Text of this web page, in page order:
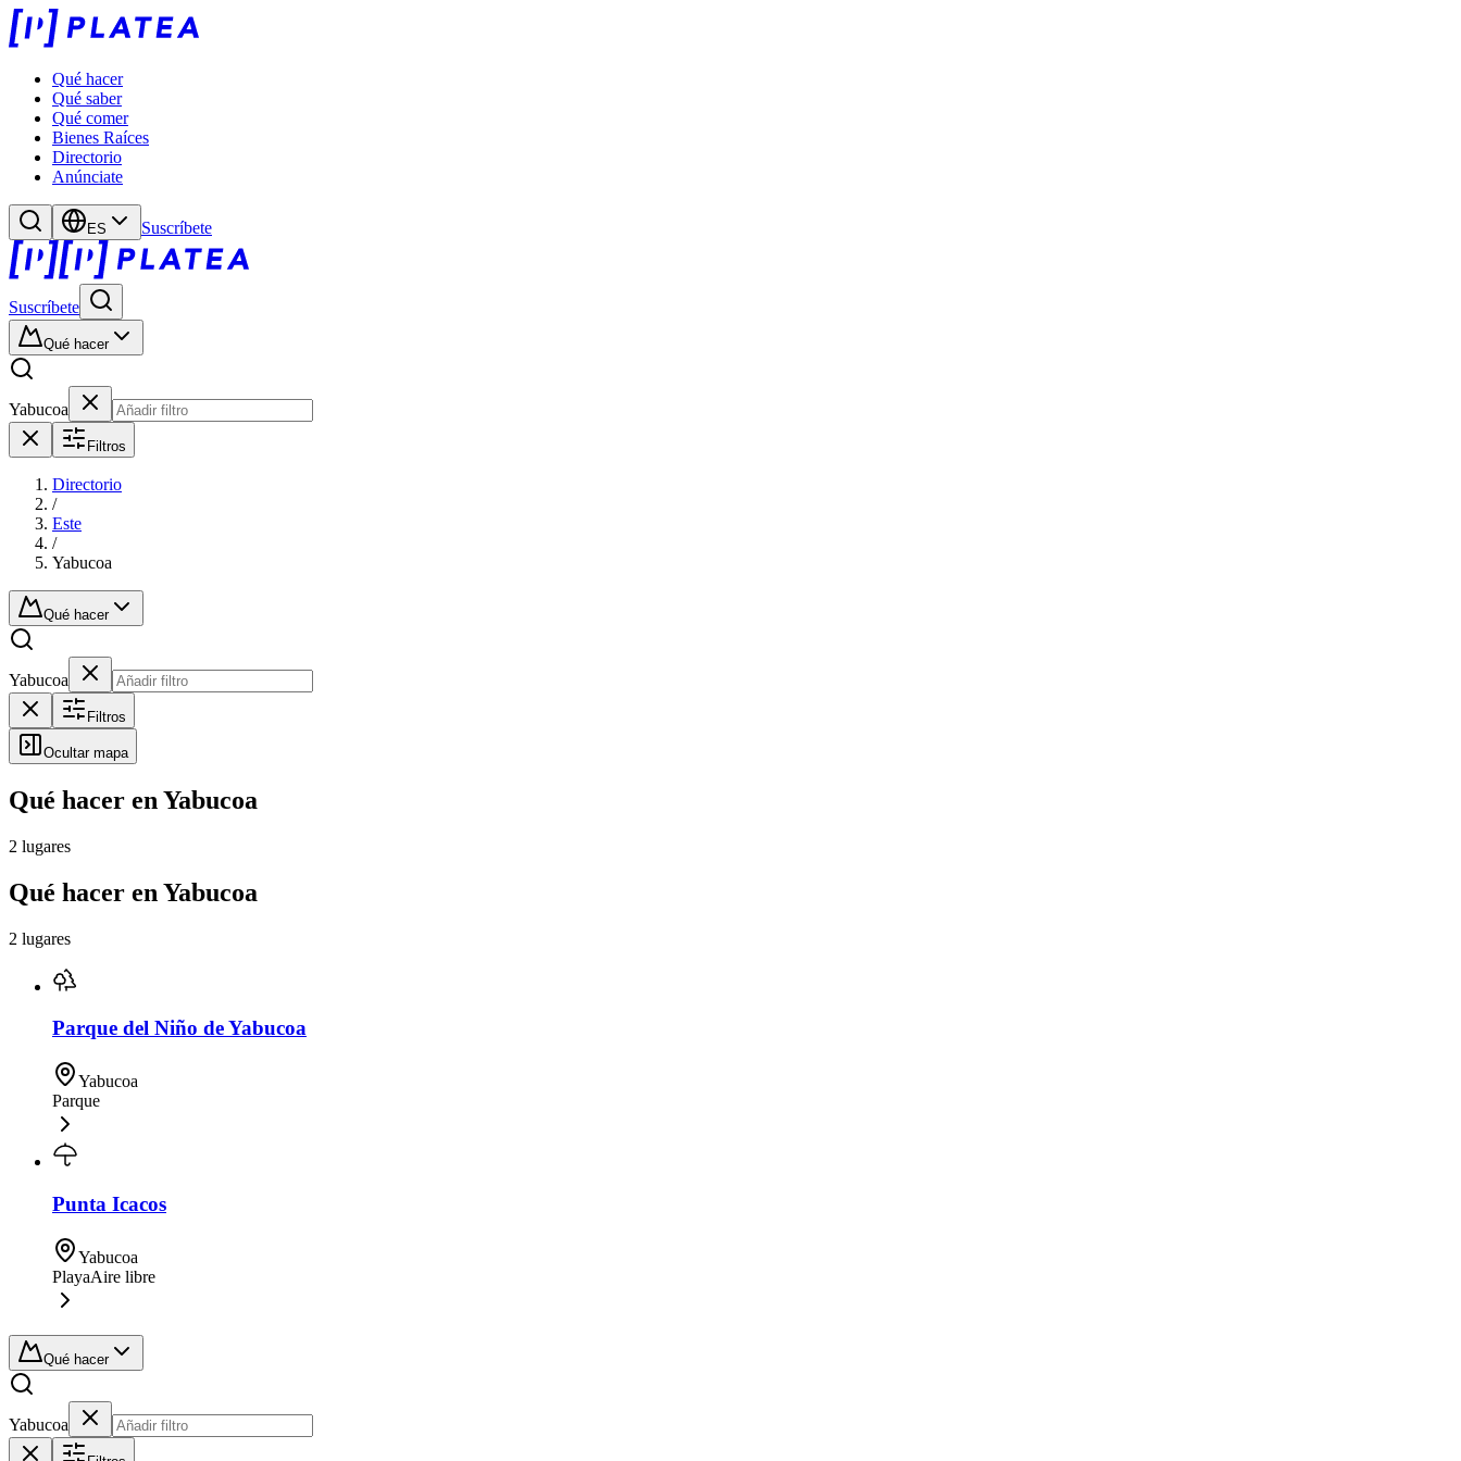
Qué hacer
Qué saber
Qué comer
Bienes Raíces
Directorio
Anúnciate
ES Suscríbete
Suscríbete
Qué hacer
Yabucoa
Filtros
Directorio
/
Este
/
Yabucoa
Qué hacer
Yabucoa
Filtros
Ocultar mapa
Qué hacer en Yabucoa
2 lugares
Qué hacer en Yabucoa
2 lugares
Parque del Niño de Yabucoa
Yabucoa
Parque
Punta Icacos
Yabucoa
PlayaAire libre
Qué hacer
Yabucoa